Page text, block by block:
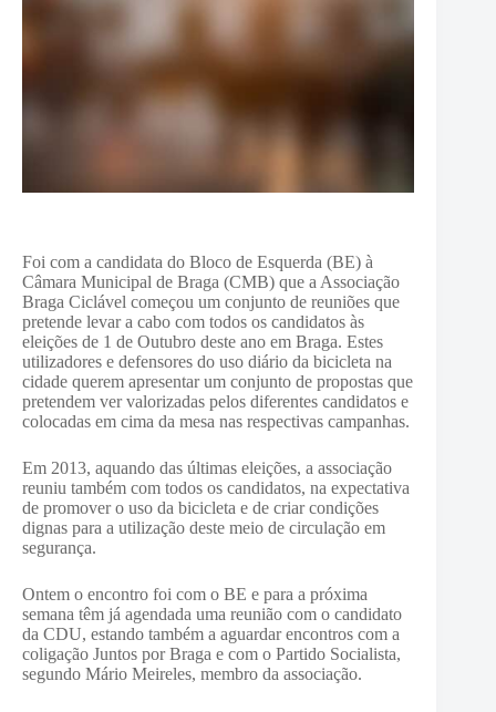
Foi com a candidata do Bloco de Esquerda (BE) à
Câmara Municipal de Braga (CMB) que a Associação
Braga Ciclável começou um conjunto de reuniões que
pretende levar a cabo com todos os candidatos às
eleições de 1 de Outubro deste ano em Braga. Estes
utilizadores e defensores do uso diário da bicicleta na
cidade querem apresentar um conjunto de propostas que
pretendem ver valorizadas pelos diferentes candidatos e
colocadas em cima da mesa nas respectivas campanhas.
Em 2013, aquando das últimas eleições, a associação
reuniu também com todos os candidatos, na expectativa
de promover o uso da bicicleta e de criar condições
dignas para a utilização deste meio de circulação em
segurança.
Ontem o encontro foi com o BE e para a próxima
semana têm já agendada uma reunião com o candidato
da CDU, estando também a aguardar encontros com a
coligação Juntos por Braga e com o Partido Socialista,
segundo Mário Meireles, membro da associação.